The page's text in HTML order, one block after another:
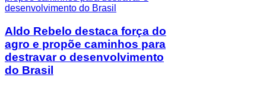
Aldo Rebelo destaca força do
agro e propõe caminhos para
destravar o desenvolvimento
do Brasil